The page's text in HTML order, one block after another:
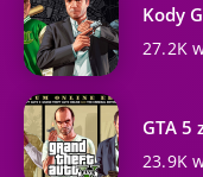
Kody
27.2K
GTA 5
23.9K